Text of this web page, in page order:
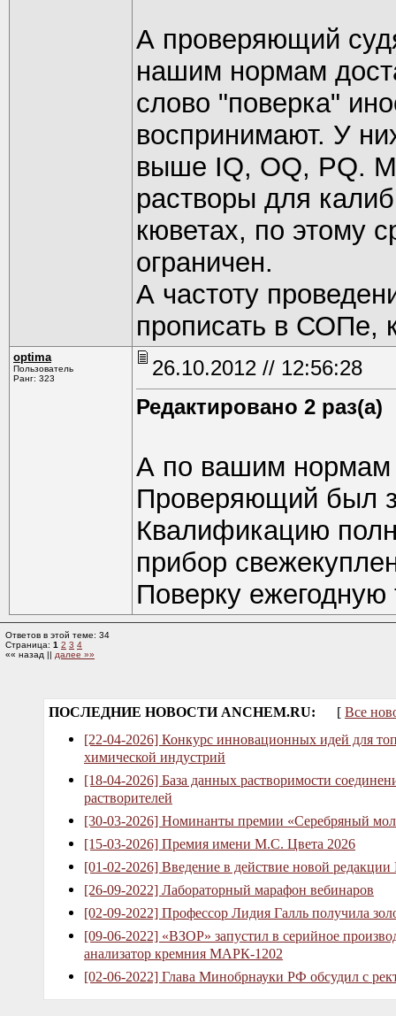
А проверяющий
нашим нормам
слово "поверка"
воспринимают. У
выше IQ, OQ, PQ.
растворы для
кюветах, по этому
ограничен.
А частоту
прописать в СОПе,
optima
Пользователь
Ранг: 323
26.10.2012 // 12:56:28
Редактировано 2 раз(а)
А по вашим нормам
Проверяющий был
Квалификацию
прибор
Поверку
Ответов в этой теме: 34
Страница: 1 2 3 4
«« назад || далее »»
ПОСЛЕДНИЕ НОВОСТИ ANCHEM.RU: [ Все
[22-04-2026] Конкурс инновационных идей для
химической индустрий
[18-04-2026] База данных растворимости
растворителей
[30-03-2026] Номинанты премии «Серебряный
[15-03-2026] Премия имени М.С. Цвета 2026
[01-02-2026] Введение в действие новой
[26-09-2022] Лабораторный марафон вебинаров
[02-09-2022] Профессор Лидия Галль получила
[09-06-2022] «ВЗОР» запустил в серийное
анализатор кремния МАРК-1202
[02-06-2022] Глава Минобрнауки РФ обсудил с